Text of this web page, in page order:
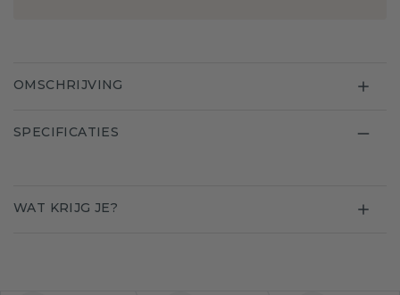
OMSCHRIJVING
SPECIFICATIES
WAT KRIJG JE?